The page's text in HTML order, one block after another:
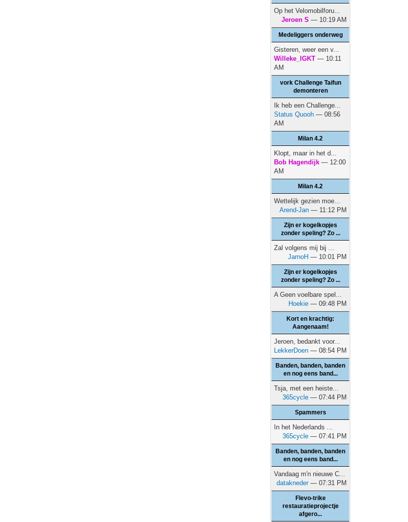
Op het Velomobilforu...
Jeroen S — 10:19 AM
Medeliggers onderweg
Gisteren, weer een v...
Willeke_IGKT — 10:11
AM
vork Challenge Taifun
demonteren
Ik heb een Challenge...
Status Quooh — 08:56
AM
Milan 4.2
Klopt, maar in het d...
Bob Hagendijk — 12:00
AM
Milan 4.2
Wettelijk gezien moe...
Arend-Jan — 11:12 PM
Zijn er kogelkopjes
zonder speling? Zo ...
Zal volgens mij bij ...
JarnoH — 10:01 PM
Zijn er kogelkopjes
zonder speling? Zo ...
A Geen voelbare spel...
Hoekie — 09:48 PM
Kort en krachtig:
Aangenaam!
Jeroen, bedankt voor...
LekkerDoen — 08:54 PM
Banden, banden, banden
en nog eens band...
Tsja, met een heiste...
365cycle — 07:44 PM
Spammers
In het Nederlands ...
365cycle — 07:41 PM
Banden, banden, banden
en nog eens band...
Vandaag m'n nieuwe C...
datakneder— 07:31 PM
Flevo-trike
restauratieprojectje
afgero...